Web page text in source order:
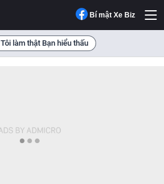
Bí mật Xe Biz
Tôi làm thật Bạn hiểu thấu